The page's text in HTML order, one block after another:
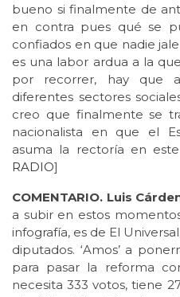
bueno si finalmente de
en contra pues qué se
confiados en que nadie
es una labor ardua a la
por recorrer, hay que
diferentes sectores
creo que finalmente se
nacionalista en que el
asuma la rectoría en
RADIO]
COMENTARIO. Luis
a subir en estos
infografía, es de El
diputados. ‘Amos’ a
para pasar la reforma
necesita 333 votos, tiene